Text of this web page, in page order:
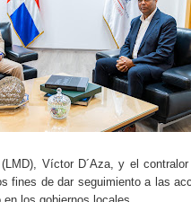
gobierno endeuda país con
Víctor D´Aza, y el contralor
fines de dar seguimiento a las